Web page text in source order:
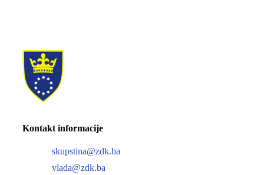
Kontakt informacije
skupstina@zdk.ba
vlada@zdk.ba